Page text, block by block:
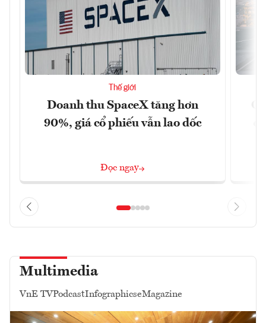
Thế giới
Doanh thu SpaceX tăng hơn
90%, giá cổ phiếu vẫn lao dốc
Đọc ngay
Multimedia
VnE TVPodcastInfographicseMagazine